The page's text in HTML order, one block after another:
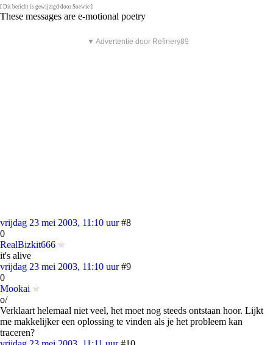
[ Dit bericht is gewijzigd door Soewie ]
These messages are e-motional poetry
▼ Advertentie door Refinery89
vrijdag 23 mei 2003, 11:10 uur #8
0
RealBizkit666
it's alive
vrijdag 23 mei 2003, 11:10 uur #9
0
Mookai
o/
Verklaart helemaal niet veel, het moet nog steeds ontstaan hoor. Lijkt
me makkelijker een oplossing te vinden als je het probleem kan
traceren?